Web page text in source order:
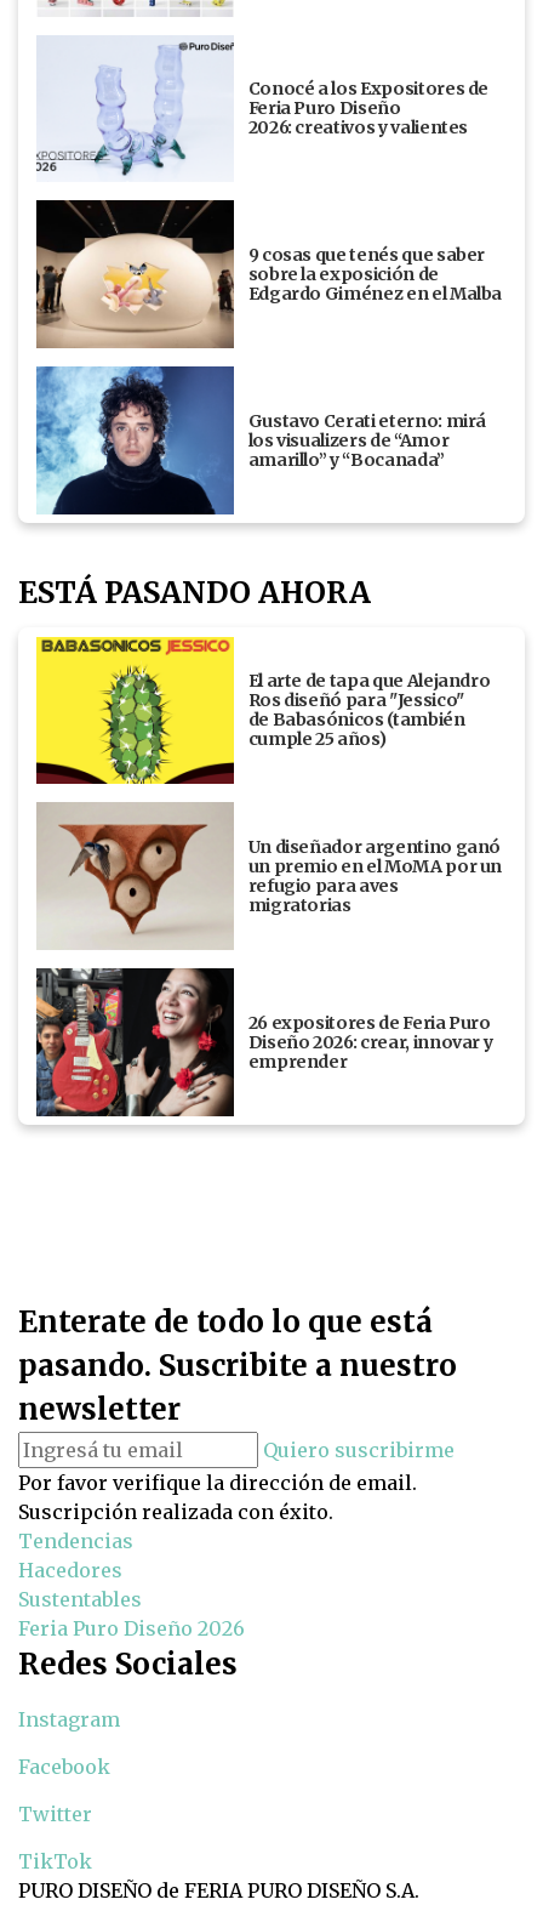
Conocé a los Expositores de
Feria Puro Diseño
2026: creativos y valientes
9 cosas que tenés que saber
sobre la exposición de
Edgardo Giménez en el Malba
Gustavo Cerati eterno: mirá
los visualizers de “Amor
amarillo” y “Bocanada”
ESTÁ PASANDO AHORA
El arte de tapa que Alejandro
Ros diseñó para "Jessico"
de Babasónicos (también
cumple 25 años)
Un diseñador argentino ganó
un premio en el MoMA por un
refugio para aves
migratorias
26 expositores de Feria Puro
Diseño 2026: crear, innovar y
emprender
Enterate de todo lo que está
pasando. Suscribite a nuestro
newsletter
Quiero suscribirme
Por favor verifique la dirección de email.
Suscripción realizada con éxito.
Tendencias
Hacedores
Sustentables
Feria Puro Diseño 2026
Redes Sociales
Instagram
Facebook
Twitter
TikTok
PURO DISEÑO de FERIA PURO DISEÑO S.A.